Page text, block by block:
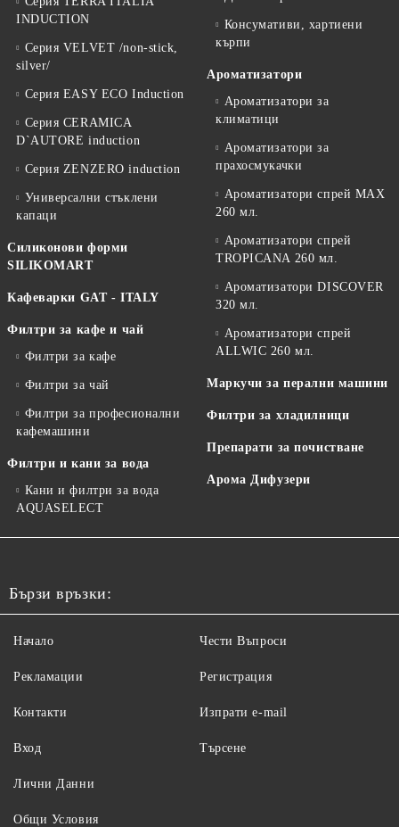
INDUCTION
Серия VELVET /non-stick,
silver/
Серия EASY ECO Induction
Серия CERAMICA
D`AUTORE induction
Серия ZENZERO induction
Универсални стъклени
капаци
Силиконови форми
SILIKOMART
Кафеварки GAT - ITALY
Филтри за кафе и чай
Филтри за кафе
Филтри за чай
Филтри за професионални
кафемашини
Филтри и кани за вода
Кани и филтри за вода
AQUASELECT
Консумативи, хартиени
кърпи
Ароматизатори
Ароматизатори за
климатици
Ароматизатори за
прахосмукачки
Ароматизатори спрей MAX
260 мл.
Ароматизатори спрей
TROPICANA 260 мл.
Ароматизатори DISCOVER
320 мл.
Ароматизатори спрей
ALLWIC 260 мл.
Маркучи за перални машини
Филтри за хладилници
Препарати за почистване
Арома Дифузери
Бързи връзки:
Начало
Рекламации
Контакти
Вход
Чести Въпроси
Регистрация
Изпрати e-mail
Търсене
Лични Данни
Общи Условия